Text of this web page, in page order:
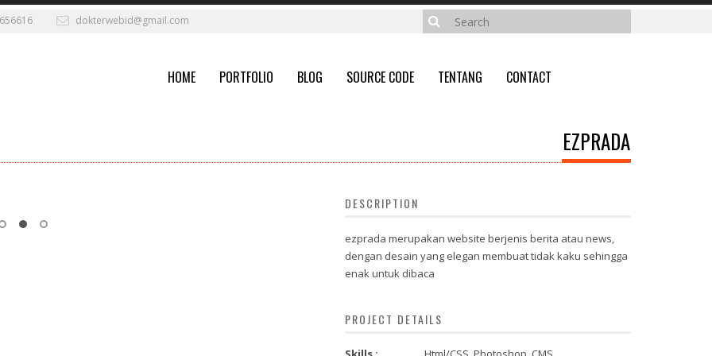
dokterwebid@gmail.com
HOME PORTFOLIO BLOG SOURCE CODE TENTANG CONTACT
EZPRADA
DESCRIPTION
ezprada merupakan website berjenis berita atau news,
dengan desain yang elegan membuat tidak kaku sehingga
enak untuk dibaca
PROJECT DETAILS